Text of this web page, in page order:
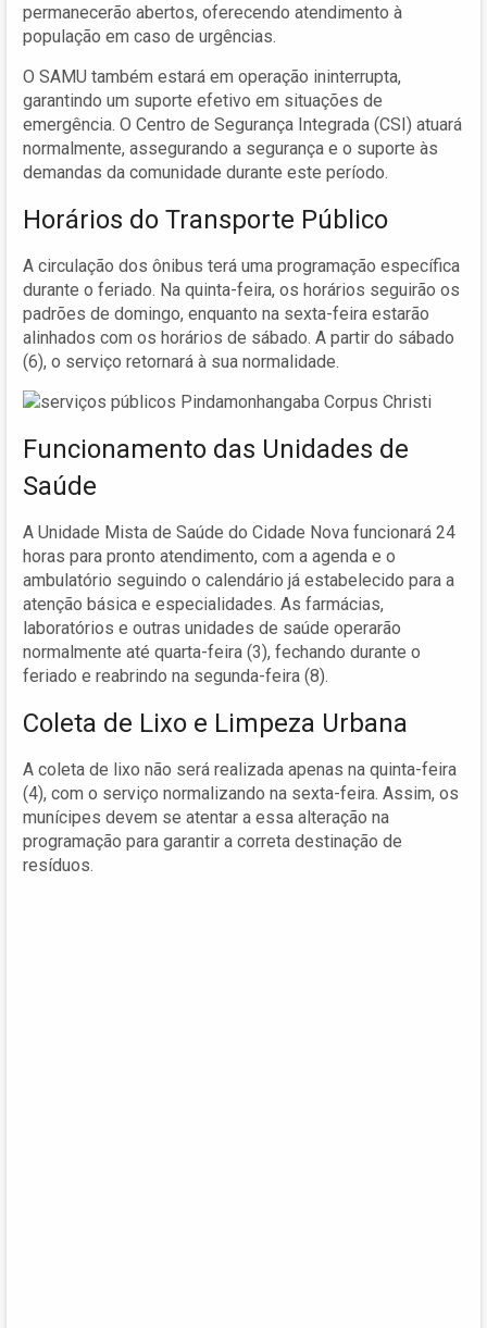
permanecerão abertos, oferecendo atendimento à
população em caso de urgências.
O SAMU também estará em operação ininterrupta,
garantindo um suporte efetivo em situações de
emergência. O Centro de Segurança Integrada (CSI) atuará
normalmente, assegurando a segurança e o suporte às
demandas da comunidade durante este período.
Horários do Transporte Público
A circulação dos ônibus terá uma programação específica
durante o feriado. Na quinta-feira, os horários seguirão os
padrões de domingo, enquanto na sexta-feira estarão
alinhados com os horários de sábado. A partir do sábado
(6), o serviço retornará à sua normalidade.
Funcionamento das Unidades de
Saúde
A Unidade Mista de Saúde do Cidade Nova funcionará 24
horas para pronto atendimento, com a agenda e o
ambulatório seguindo o calendário já estabelecido para a
atenção básica e especialidades. As farmácias,
laboratórios e outras unidades de saúde operarão
normalmente até quarta-feira (3), fechando durante o
feriado e reabrindo na segunda-feira (8).
Coleta de Lixo e Limpeza Urbana
A coleta de lixo não será realizada apenas na quinta-feira
(4), com o serviço normalizando na sexta-feira. Assim, os
munícipes devem se atentar a essa alteração na
programação para garantir a correta destinação de
resíduos.